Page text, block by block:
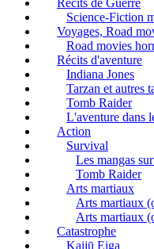
Récits de Guerre
Science-Fiction
Voyages, Road
Road movies
Récits d'aventure
Indiana Jones
Tarzan et autres
Tomb Raider
L'aventure dans
Action
Survival
Les mangas
Tomb Raider
Arts martiaux
Arts martiaux
Arts martiaux
Catastrophe
Kaijū Eiga